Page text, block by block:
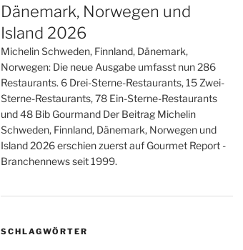
Dänemark, Norwegen und
Island 2026
Michelin Schweden, Finnland, Dänemark,
Norwegen: Die neue Ausgabe umfasst nun 286
Restaurants. 6 Drei-Sterne-Restaurants, 15 Zwei-
Sterne-Restaurants, 78 Ein-Sterne-Restaurants
und 48 Bib Gourmand Der Beitrag Michelin
Schweden, Finnland, Dänemark, Norwegen und
Island 2026 erschien zuerst auf Gourmet Report -
Branchennews seit 1999.
SCHLAGWÖRTER